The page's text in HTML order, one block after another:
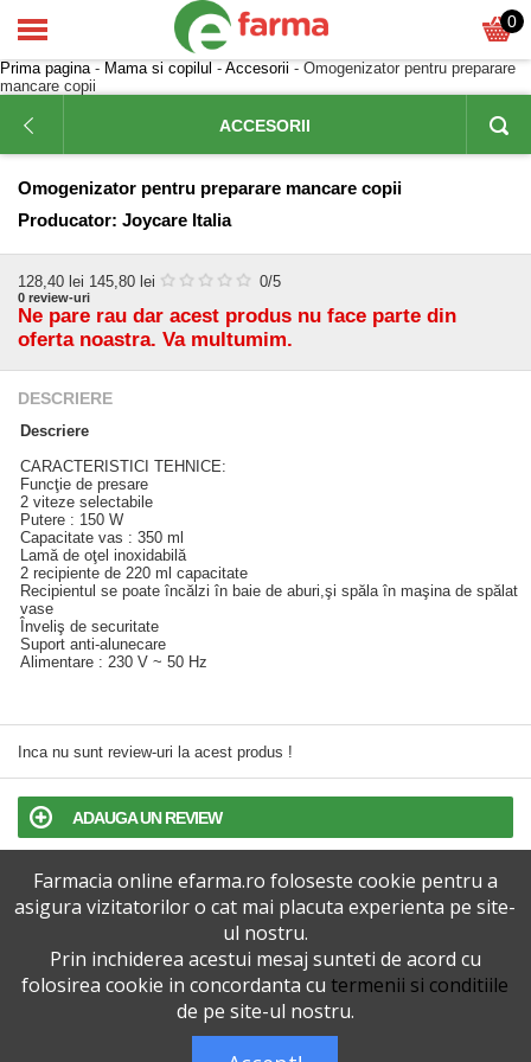
0
Prima pagina- Mama si copilul - Accesorii - Omogenizator pentru preparare
mancare copii
ACCESORII
Omogenizator pentru preparare mancare copii
Producator: Joycare Italia
128,40 lei 145,80 lei 0/5
0 review-uri
Ne pare rau dar acest produs nu face parte din
oferta noastra. Va multumim.
DESCRIERE
Descriere
CARACTERISTICI TEHNICE:
Funcţie de presare
2 viteze selectabile
Putere : 150 W
Capacitate vas : 350 ml
Lamă de oţel inoxidabilă
2 recipiente de 220 ml capacitate
Recipientul se poate încălzi în baie de aburi,şi spăla în maşina de spălat
vase
Înveliş de securitate
Suport anti-alunecare
Alimentare : 230 V ~ 50 Hz
Inca nu sunt review-uri la acest produs !
ADAUGA UN REVIEW
TERMENI SI CONDITII
POLITICA DE CONFIDENTIALITATE
VERSIUNEA DESKTOP
Farmacia online efarma.ro foloseste cookie pentru a
asigura vizitatorilor o cat mai placuta experienta pe site-
ul nostru.
Prin inchiderea acestui mesaj sunteti de acord cu
folosirea cookie in concordanta cu termenii si conditiile
de pe site-ul nostru.